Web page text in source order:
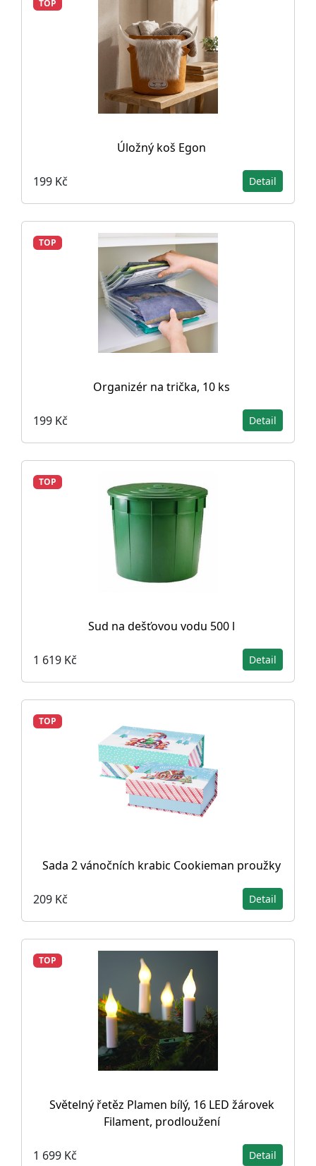
TOP
Úložný koš Egon
199 Kč Detail
TOP
Organizér na trička, 10 ks
199 Kč Detail
TOP
Sud na dešťovou vodu 500 l
1 619 Kč Detail
TOP
Sada 2 vánočních krabic Cookieman proužky
209 Kč Detail
TOP
Světelný řetěz Plamen bílý, 16 LED žárovek
Filament, prodloužení
1 699 Kč Detail